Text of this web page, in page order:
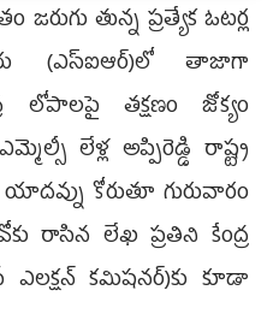
జరుగు తున్న ప్రత్యేక ఓటర్ల
(ఎస్ఐఆర్)లో తాజాగా
లోపాలపై తక్షణం జోక్యం
లేళ్ల అప్పిరెడ్డి రాష్ట్ర
కోరుతూ గురువారం
రాసిన లేఖ ప్రతిని కేంద్ర
కమిషనర్)కు కూడా